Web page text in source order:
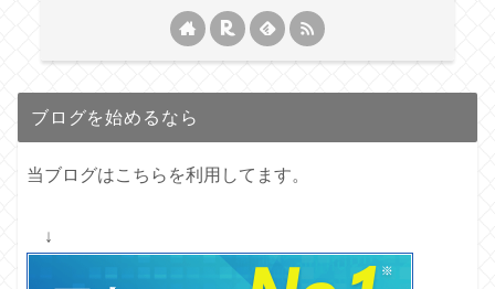
ブログを始めるなら
当ブログはこちらを利用してます。
↓